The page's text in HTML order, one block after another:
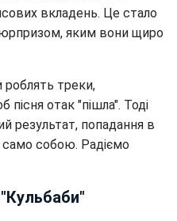
вкладень. Це стало
яким вони щиро
роблять треки,
отак "пішла". Тоді
результат, попадання в
собою. Радіємо